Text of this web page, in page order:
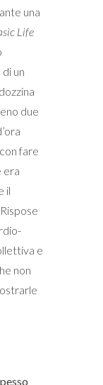
una
Life
un
due
fare
era
il
e
non